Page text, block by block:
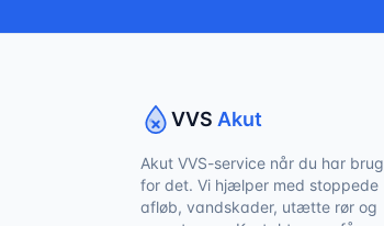
VVS Akut
Akut VVS-service når du har brug
for det. Vi hjælper med stoppede
afløb, vandskader, utætte rør og